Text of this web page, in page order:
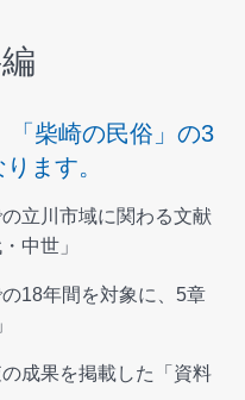
「柴崎の民俗」の3
ます。
立川市域に関わる文献
中世」
18年間を対象に、5章
成果を掲載した「資料